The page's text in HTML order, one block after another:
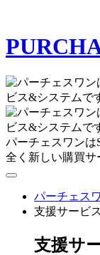
パーチェスワンは
全く新しい購買サ
パーチェス
支援サービス
支援サ